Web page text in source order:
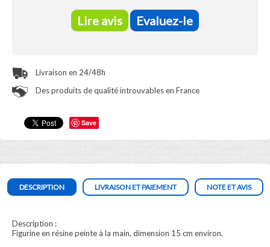
Save
Lire avis Evaluez-le
Livraison en 24/48h
Des produits de qualité introuvables en France
DESCRIPTION LIVRAISON ET PAIEMENT NOTE ET AVIS
Description :
Figurine en résine peinte à la main, dimension 15 cm environ.